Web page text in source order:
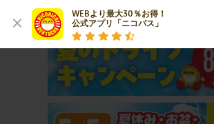
WEBより最大30％お得！
公式アプリ「ニコパス」